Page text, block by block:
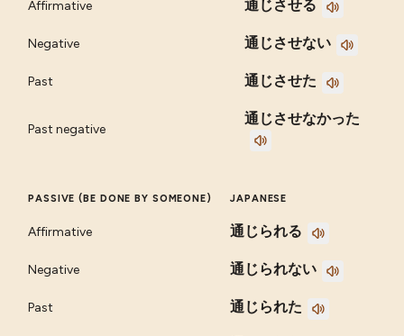
Affirmative 通じさせる
Negative 通じさせない
Past 通じさせた
Past negative
通じさせなかった
PASSIVE (BE DONE BY SOMEONE) JAPANESE
Affirmative 通じられる
Negative 通じられない
Past 通じられた